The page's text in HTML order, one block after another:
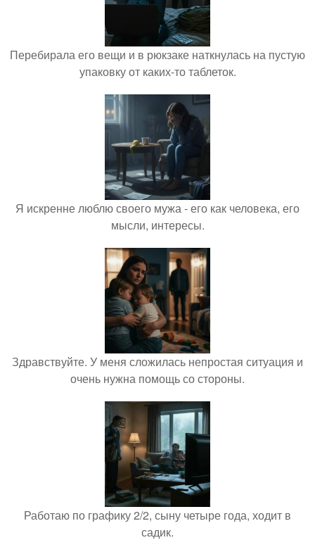
Перебирала его вещи и в рюкзаке наткнулась на пустую
упаковку от каких-то таблеток.
Я искренне люблю своего мужа - его как человека, его
мысли, интересы.
Здравствуйте. У меня сложилась непростая ситуация и
очень нужна помощь со стороны.
Работаю по графику 2/2, сыну четыре года, ходит в
садик.